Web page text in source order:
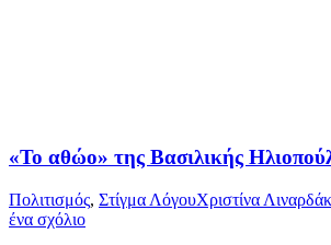
«Το αθώο» της Βασιλικής
Πολιτισμός, Στίγμα ΛόγουΧριστίνα
ένα σχόλιο